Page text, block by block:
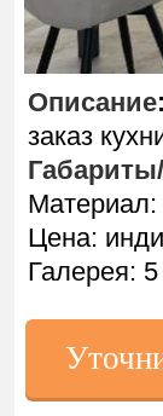
Описание:
заказ
Материал:
Цена:
Галерея: